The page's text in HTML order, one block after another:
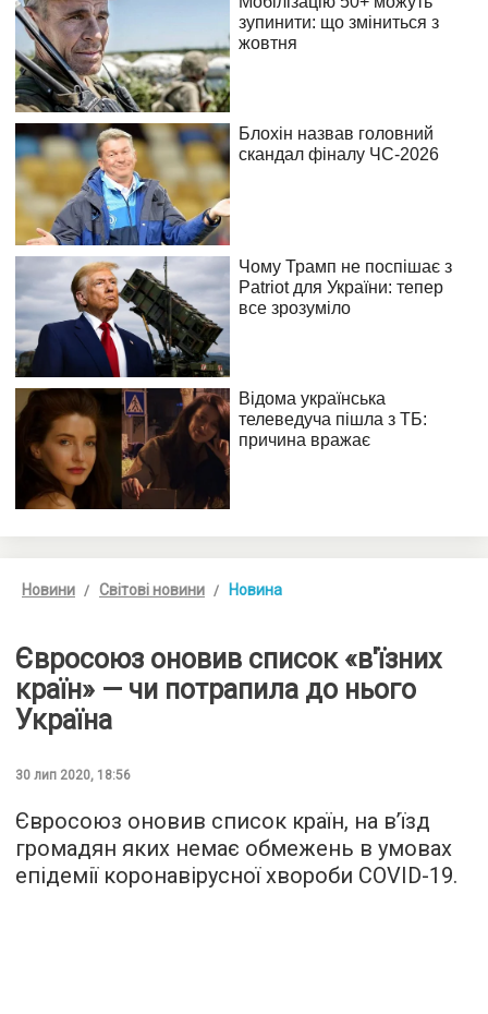
Новини Світові новини Новина
Євросоюз оновив список «в'їзних
країн» — чи потрапила до нього
Україна
30 лип 2020, 18:56
Євросоюз оновив список країн, на в’їзд
громадян яких немає обмежень в умовах
епідемії коронавірусної хвороби COVID-19.